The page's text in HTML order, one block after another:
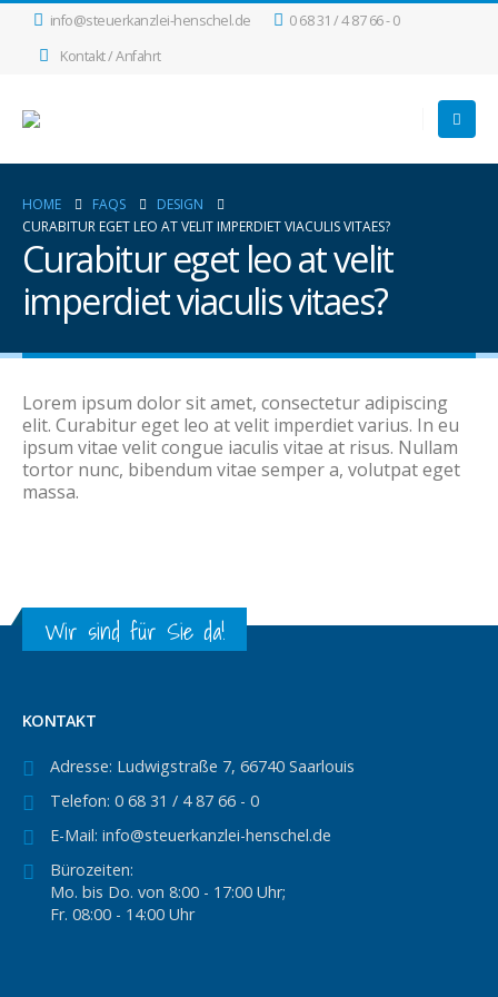
info@steuerkanzlei-henschel.de
0 68 31 / 4 87 66 - 0
Kontakt / Anfahrt
HOME FAQS
DESIGN
CURABITUR EGET LEO AT VELIT IMPERDIET VIACULIS VITAES?
Curabitur eget leo at velit
imperdiet viaculis vitaes?
Lorem ipsum dolor sit amet, consectetur adipiscing
elit. Curabitur eget leo at velit imperdiet varius. In eu
ipsum vitae velit congue iaculis vitae at risus. Nullam
tortor nunc, bibendum vitae semper a, volutpat eget
massa.
Wir sind für Sie da!
KONTAKT
Adresse: Ludwigstraße 7, 66740 Saarlouis
Telefon: 0 68 31 / 4 87 66 - 0
E-Mail: info@steuerkanzlei-henschel.de
Bürozeiten:
Mo. bis Do. von 8:00 - 17:00 Uhr;
Fr. 08:00 - 14:00 Uhr